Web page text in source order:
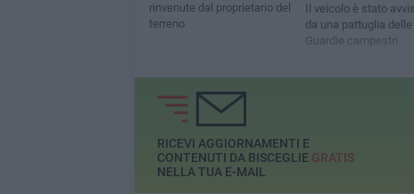
rinvenute dal proprietario del
terreno
Il veicolo è stato
da una pattuglia delle
Guardie campestri
RICEVI AGGIORNAMENTI E
CONTENUTI DA BISCEGLIE GRATIS
NELLA TUA E-MAIL